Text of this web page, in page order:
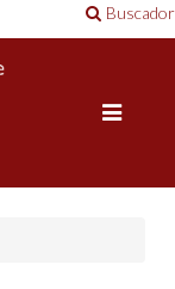
Buscador